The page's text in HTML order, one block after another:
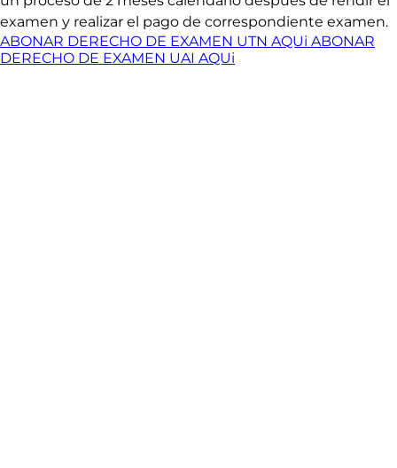
examen y realizar el pago de correspondiente examen.
ABONAR DERECHO DE EXAMEN UTN AQUi ABONAR
DERECHO DE EXAMEN UAI AQUi